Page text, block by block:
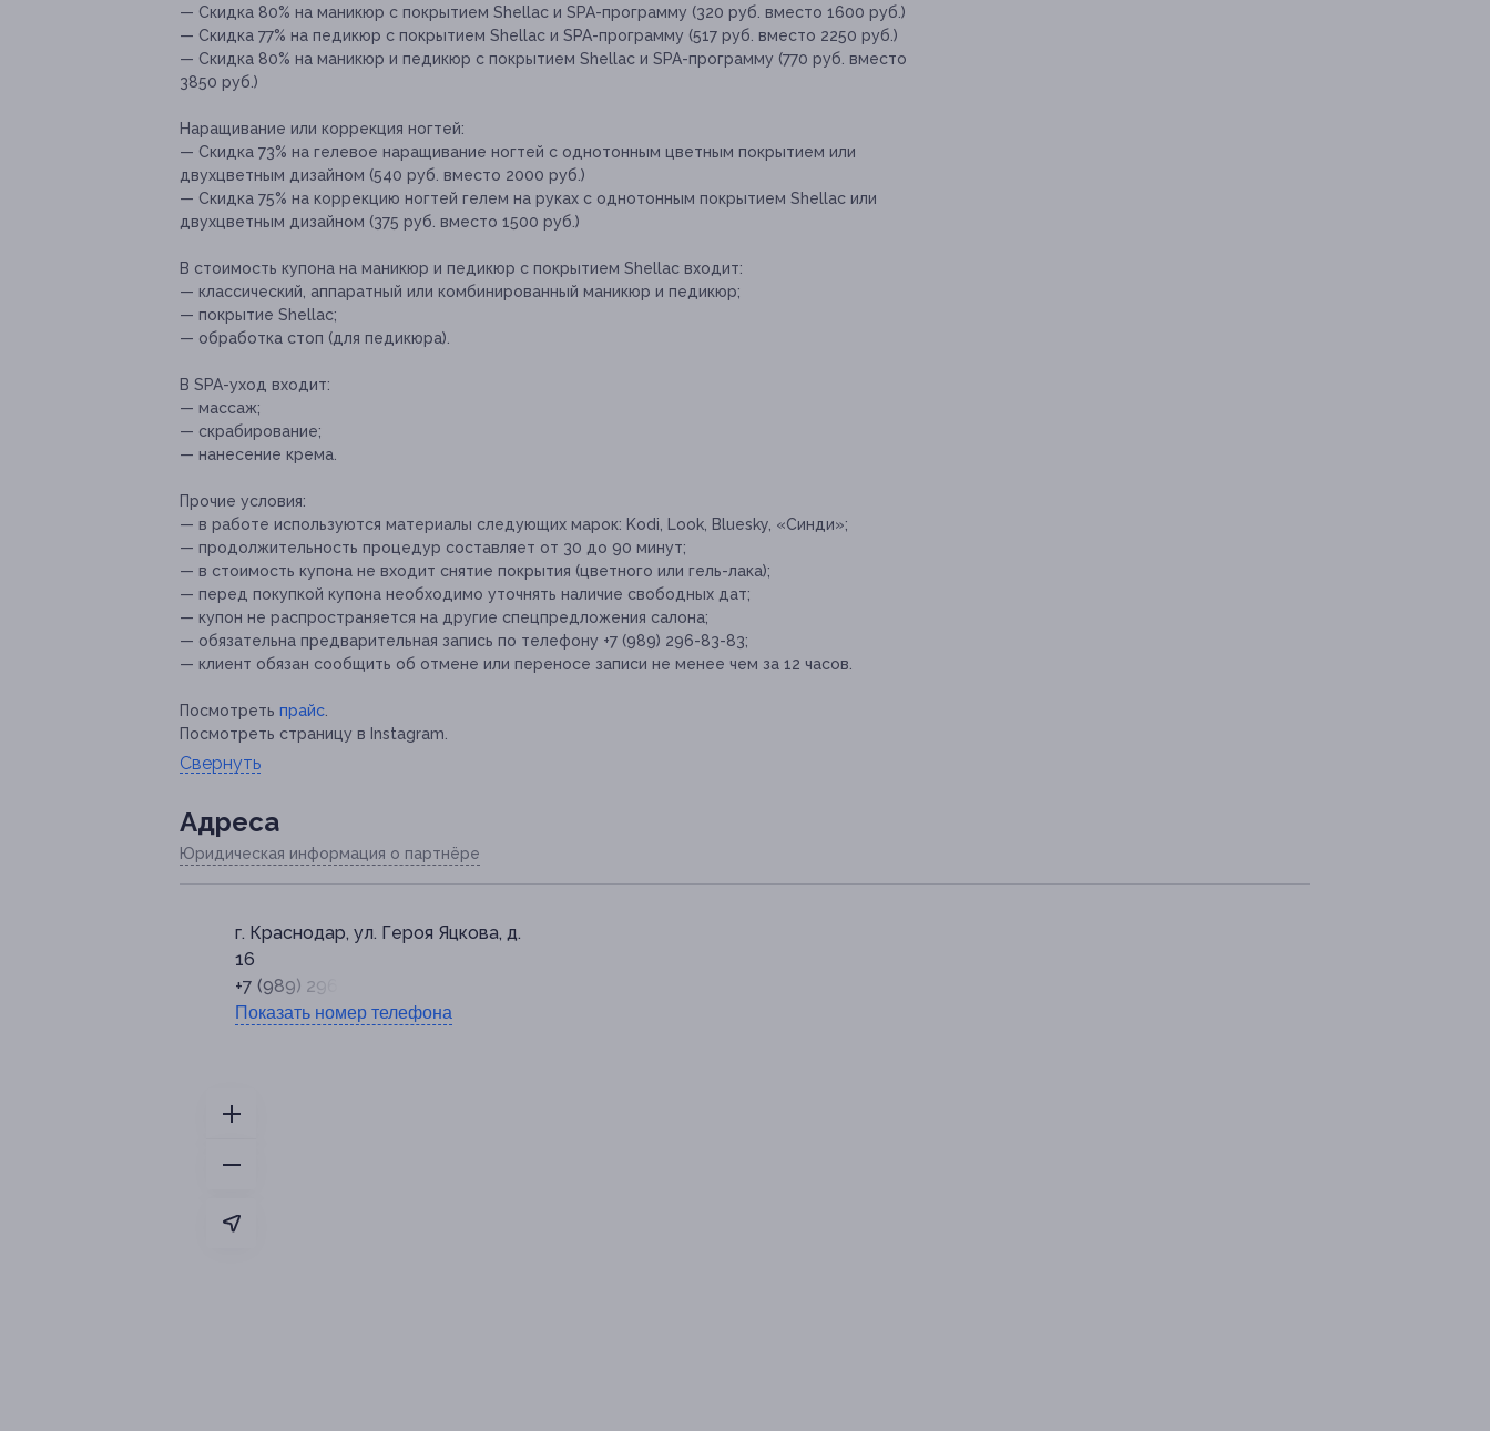
— Скидка 80% на маникюр с покрытием Shellac и SPA-программу (320 руб. вместо 1600 руб.)
— Скидка 77% на педикюр с покрытием Shellac и SPA-программу (517 руб. вместо 2250 руб.)
— Скидка 80% на маникюр и педикюр с покрытием Shellac и SPA-программу (770 руб. вместо
3850 руб.)
Наращивание или коррекция ногтей:
— Скидка 73% на гелевое наращивание ногтей с однотонным цветным покрытием или
двухцветным дизайном (540 руб. вместо 2000 руб.)
— Скидка 75% на коррекцию ногтей гелем на руках с однотонным покрытием Shellac или
двухцветным дизайном (375 руб. вместо 1500 руб.)
В стоимость купона на маникюр и педикюр с покрытием Shellac входит:
— классический, аппаратный или комбинированный маникюр и педикюр;
— покрытие Shellac;
— обработка стоп (для педикюра).
В SPA-уход входит:
— массаж;
— скрабирование;
— нанесение крема.
Прочие условия:
— в работе используются материалы следующих марок: Kodi, Look, Bluesky, «Синди»;
— продолжительность процедур составляет от 30 до 90 минут;
— в стоимость купона не входит снятие покрытия (цветного или гель-лака);
— перед покупкой купона необходимо уточнять наличие свободных дат;
— купон не распространяется на другие спецпредложения салона;
— обязательна предварительная запись по телефону +7 (989) 296-83-83;
— клиент обязан сообщить об отмене или переносе записи не менее чем за 12 часов.
Посмотреть прайс
Посмотреть страницу в Instagram.
Свернуть
Адресa
Юридическая информация о партнёре
г. Краснодар, ул. Героя Яцкова, д.
16
+7 (989) 296-83-83
Показать номер телефона